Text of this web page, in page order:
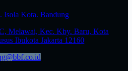
Isola Kota. Bandung
Melawai, Kec. Kby. Baru, Kota
Ibukota Jakarta 12160